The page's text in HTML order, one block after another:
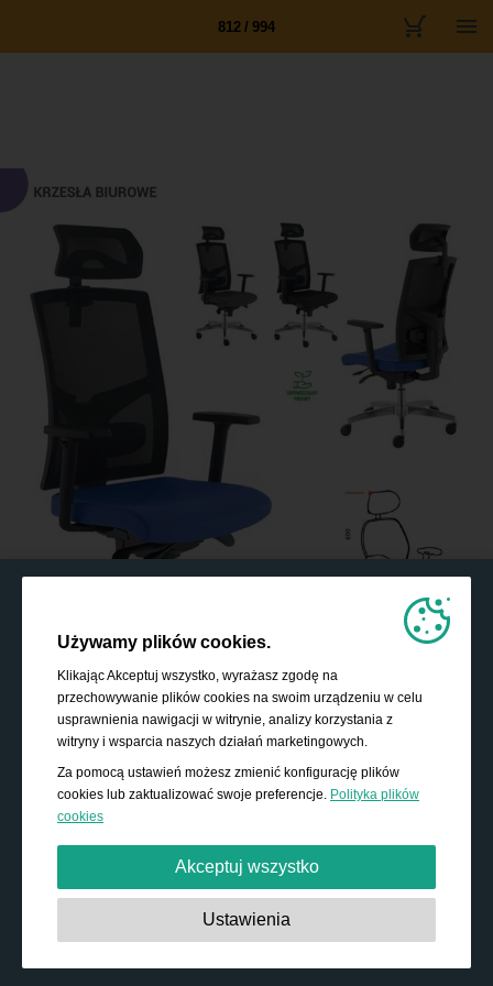
812 / 994
Używamy plików cookies.
Klikając Akceptuj wszystko, wyrażasz zgodę na
przechowywanie plików cookies na swoim urządzeniu w celu
usprawnienia nawigacji w witrynie, analizy korzystania z
witryny i wsparcia naszych działań marketingowych.
Za pomocą ustawień możesz zmienić konfigurację plików
cookies lub zaktualizować swoje preferencje. Polityka plików
cookies
Akceptuj wszystko
Absolutnie niezbędne:
Te pliki cookies są niezbędne do
Ustawienia